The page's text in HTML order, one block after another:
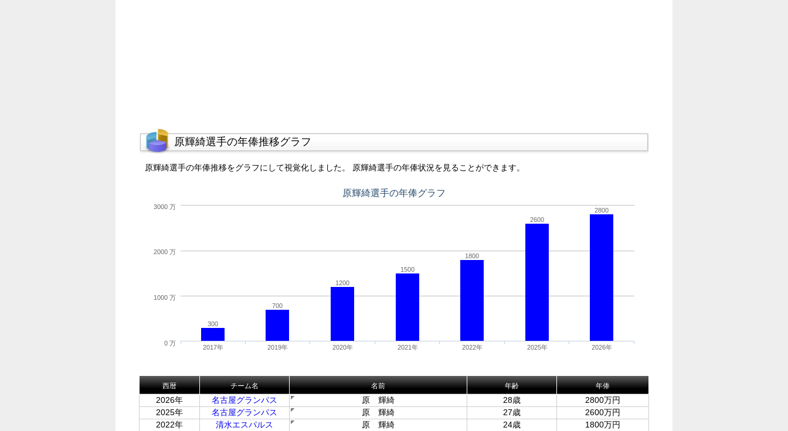
原輝綺選手の年俸推移グラフ
原輝綺選手の年俸推移をグラフにして視覚化しました。 原輝綺選手の年俸状況を見ることができます。
原輝綺選手の年俸グラフ
300
700
1200
1500
1800
2600
2800
2017年 2019年 2020年 2021年 2022年 2025年 2026年
0 万
1000 万
2000 万
3000 万
西暦 チーム名 名前 年齢 年俸
2026年 名古屋グランパス 原 輝綺 28歳
2800万円
2025年
名古屋グランパス 原 輝綺 27歳
2600万円
2022年
清水エスパルス 原 輝綺 24歳
1800万円